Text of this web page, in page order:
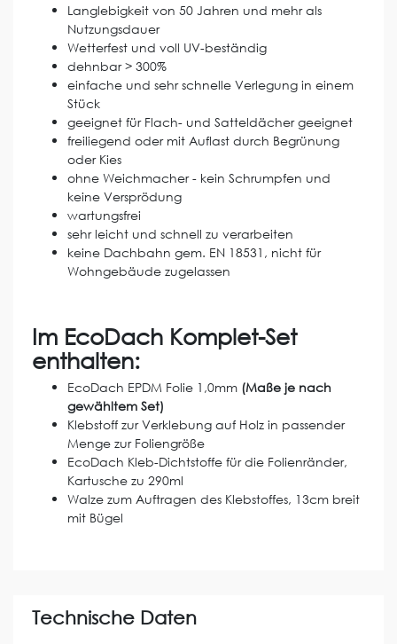
Langlebigkeit von 50 Jahren und mehr als
Nutzungsdauer
Wetterfest und voll UV-beständig
dehnbar > 300%
einfache und sehr schnelle Verlegung in einem
Stück
geeignet für Flach- und Satteldächer geeignet
freiliegend oder mit Auflast durch Begrünung
oder Kies
ohne Weichmacher - kein Schrumpfen und
keine Versprödung
wartungsfrei
sehr leicht und schnell zu verarbeiten
keine Dachbahn gem. EN 18531, nicht für
Wohngebäude zugelassen
Im EcoDach Komplet-Set
enthalten:
EcoDach EPDM Folie 1,0mm (Maße je nach
gewähltem Set)
Klebstoff zur Verklebung auf Holz in passender
Menge zur Foliengröße
EcoDach Kleb-Dichtstoffe für die Folienränder,
Kartusche zu 290ml
Walze zum Auftragen des Klebstoffes, 13cm breit
mit Bügel
Technische Daten